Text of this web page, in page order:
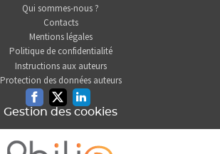
Qui sommes-nous ?
Contacts
Mentions légales
Politique de confidentialité
Instructions aux auteurs
Protection des données auteurs
FacebookTwitterLinkedin
Gestion des cookies